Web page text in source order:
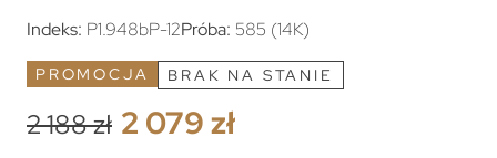
Indeks: P1.948bP-12Próba: 585 (14K)
PROMOCJA BRAK NA STANIE
2 188 zł 2 079 zł